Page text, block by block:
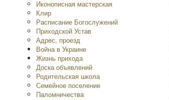
Иконописная мастерская
Клир
Расписание Богослужений
Приходской Устав
Адрес, проезд
Война в Украине
Жизнь прихода
Доска объявлений
Родительская школа
Семейное поселение
Паломничества